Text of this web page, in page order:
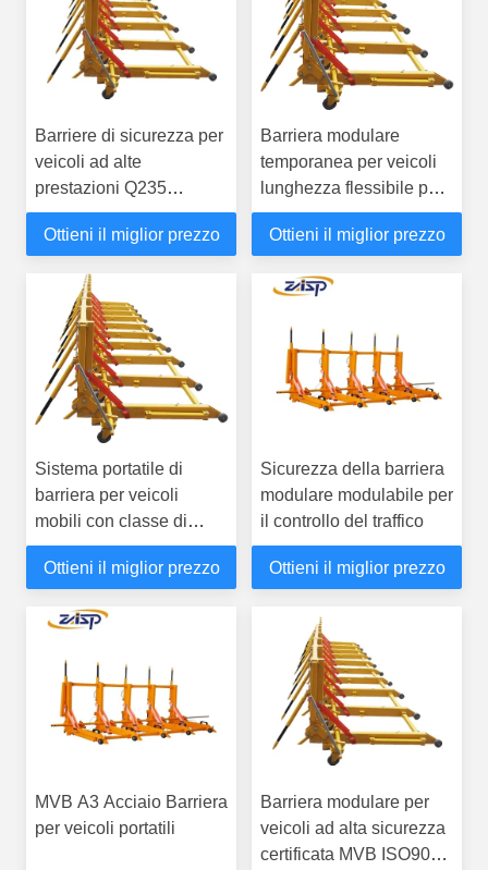
Barriere di sicurezza per
veicoli ad alte
prestazioni Q235
Barriere temporanee
Hvm
Ottieni il miglior prezzo
Barriera modulare
temporanea per veicoli
lunghezza flessibile per
l'industria della
protezione
Ottieni il miglior prezzo
Sistema portatile di
barriera per veicoli
mobili con classe di
protezione IP68 gialla
Ottieni il miglior prezzo
Sicurezza della barriera
modulare modulabile per
il controllo del traffico
Ottieni il miglior prezzo
MVB A3 Acciaio Barriera
per veicoli portatili
Barriera modulare per
veicoli ad alta sicurezza
certificata MVB ISO9001